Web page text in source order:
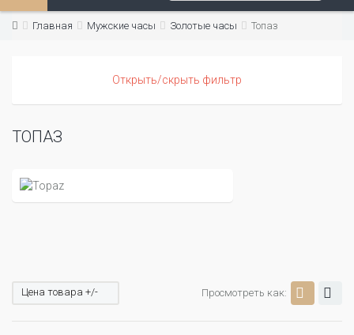
Главная Мужские часы Золотые часы Топаз
Открыть/скрыть фильтр
ТОПАЗ
Просмотреть как:
Цена товара +/-